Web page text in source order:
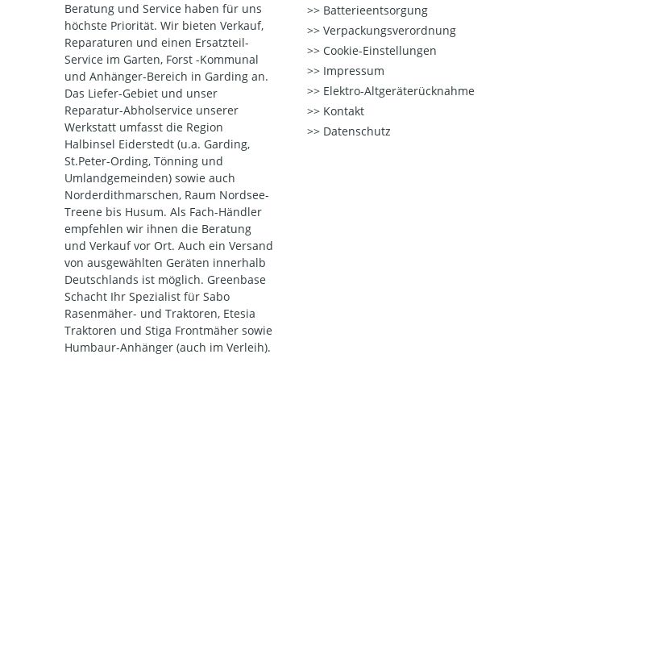
Beratung und Service haben für uns
höchste Priorität. Wir bieten Verkauf,
Reparaturen und einen Ersatzteil-
Service im Garten, Forst -Kommunal
und Anhänger-Bereich in Garding an.
Das Liefer-Gebiet und unser
Reparatur-Abholservice unserer
Werkstatt umfasst die Region
Halbinsel Eiderstedt (u.a. Garding,
St.Peter-Ording, Tönning und
Umlandgemeinden) sowie auch
Norderdithmarschen, Raum Nordsee-
Treene bis Husum. Als Fach-Händler
empfehlen wir ihnen die Beratung
und Verkauf vor Ort. Auch ein Versand
von ausgewählten Geräten innerhalb
Deutschlands ist möglich. Greenbase
Schacht Ihr Spezialist für Sabo
Rasenmäher- und Traktoren, Etesia
Traktoren und Stiga Frontmäher sowie
Humbaur-Anhänger (auch im Verleih).
Batterieentsorgung
Verpackungsverordnung
Cookie-Einstellungen
Impressum
Elektro-Altgeräterücknahme
Kontakt
Datenschutz